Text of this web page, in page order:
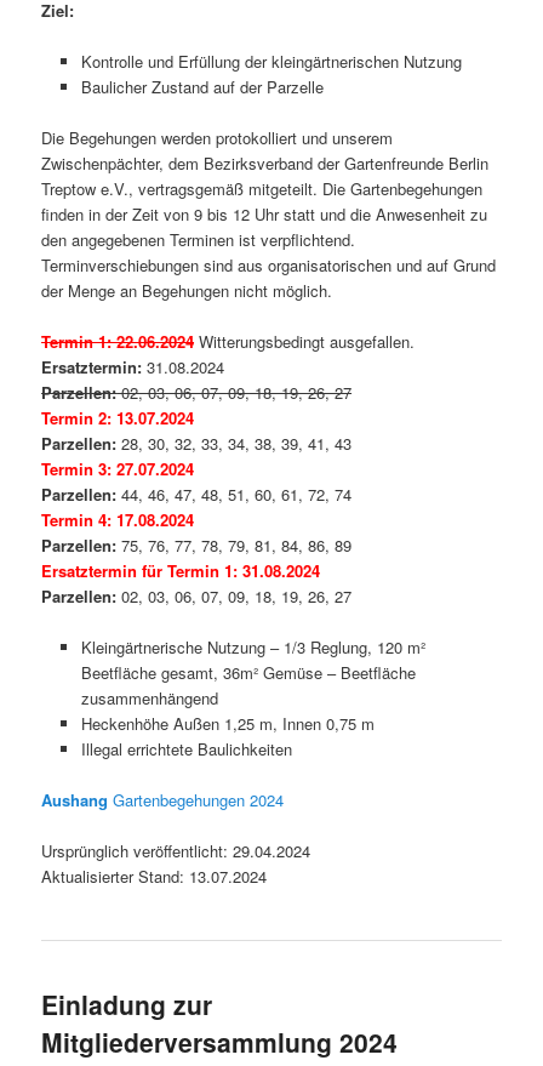
Ziel:
Kontrolle und Erfüllung der kleingärtnerischen Nutzung
Baulicher Zustand auf der Parzelle
Die Begehungen werden protokolliert und unserem
Zwischenpächter, dem Bezirksverband der Gartenfreunde Berlin
Treptow e.V., vertragsgemäß mitgeteilt. Die Gartenbegehungen
finden in der Zeit von 9 bis 12 Uhr statt und die Anwesenheit zu
den angegebenen Terminen ist verpflichtend.
Terminverschiebungen sind aus organisatorischen und auf Grund
der Menge an Begehungen nicht möglich.
Termin 1: 22.06.2024 Witterungsbedingt ausgefallen.
Ersatztermin: 31.08.2024
Parzellen:02, 03, 06, 07, 09, 18, 19, 26, 27
Termin 2: 13.07.2024
Parzellen: 28, 30, 32, 33, 34, 38, 39, 41, 43
Termin 3: 27.07.2024
Parzellen: 44, 46, 47, 48, 51, 60, 61, 72, 74
Termin 4: 17.08.2024
Parzellen: 75, 76, 77, 78, 79, 81, 84, 86, 89
Ersatztermin für Termin 1: 31.08.2024
Parzellen: 02, 03, 06, 07, 09, 18, 19, 26, 27
Kleingärtnerische Nutzung – 1/3 Reglung, 120 m²
Beetfläche gesamt, 36m² Gemüse – Beetfläche
zusammenhängend
Heckenhöhe Außen 1,25 m, Innen 0,75 m
Illegal errichtete Baulichkeiten
Aushang Gartenbegehungen 2024
Ursprünglich veröffentlicht: 29.04.2024
Aktualisierter Stand: 13.07.2024
Einladung zur
Mitgliederversammlung 2024